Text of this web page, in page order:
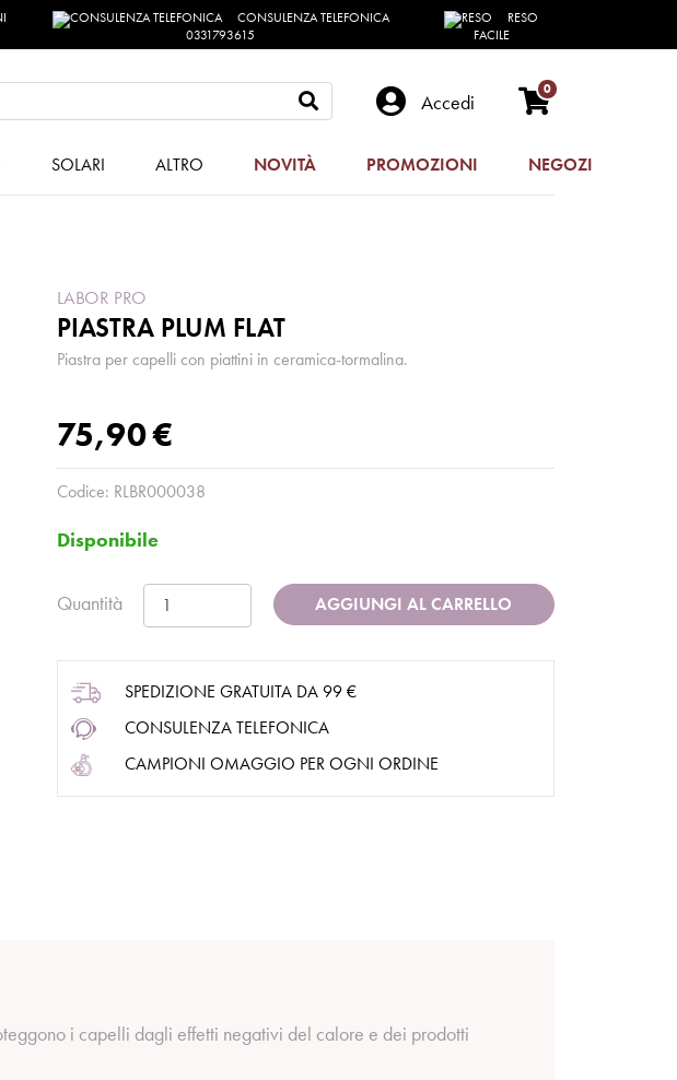
CONSULENZA TELEFONICA
0331793615
RESO
FACILE
Accedi
0
SOLARI ALTRO NOVITÀ PROMOZIONI NEGOZI
LABOR PRO
PIASTRA PLUM FLAT
Piastra per capelli con piattini in ceramica-tormalina.
75,90 €
Codice: RLBR000038
Disponibile
Quantità AGGIUNGI AL CARRELLO
SPEDIZIONE GRATUITA DA 99 €
CONSULENZA TELEFONICA
CAMPIONI OMAGGIO PER OGNI ORDINE
i capelli dagli effetti negativi del calore e dei prodotti